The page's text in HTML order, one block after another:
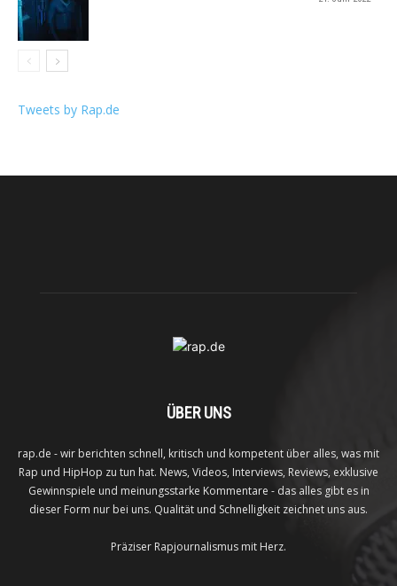
Tweets by Rap.de
ÜBER UNS
rap.de - wir berichten schnell, kritisch und kompetent über alles, was mit
Rap und HipHop zu tun hat. News, Videos, Interviews, Reviews, exklusive
Gewinnspiele und meinungsstarke Kommentare - das alles gibt es in
dieser Form nur bei uns. Qualität und Schnelligkeit zeichnet uns aus.
Präziser Rapjournalismus mit Herz.